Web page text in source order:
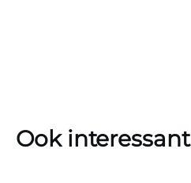
Ook interessant